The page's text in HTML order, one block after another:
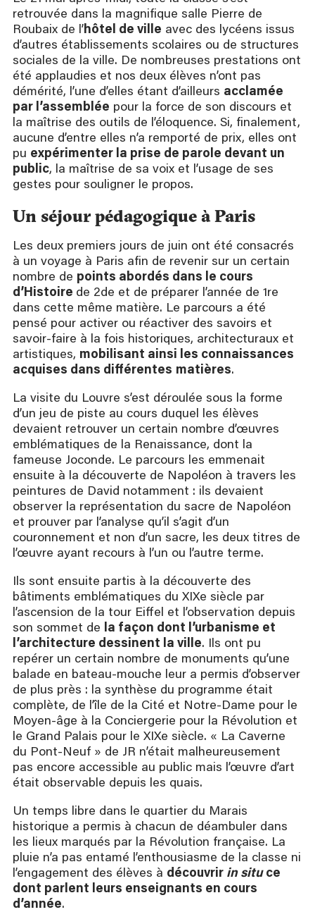
retrouvée dans la magnifique salle Pierre de
Roubaix de l’hôtel de ville avec des lycéens issus
d’autres établissements scolaires ou de structures
sociales de la ville. De nombreuses prestations ont
été applaudies et nos deux élèves n’ont pas
démérité, l’une d’elles étant d’ailleurs acclamée
par l’assemblée pour la force de son discours et
la maîtrise des outils de l’éloquence. Si, finalement,
aucune d’entre elles n’a remporté de prix, elles ont
pu expérimenter la prise de parole devant un
public, la maîtrise de sa voix et l’usage de ses
gestes pour souligner le propos.
Un séjour pédagogique à Paris
Les deux premiers jours de juin ont été consacrés
à un voyage à Paris afin de revenir sur un certain
nombre de points abordés dans le cours
d’Histoire de 2de et de préparer l’année de 1re
dans cette même matière. Le parcours a été
pensé pour activer ou réactiver des savoirs et
savoir-faire à la fois historiques, architecturaux et
artistiques, mobilisant ainsi les connaissances
acquises dans différentes matières.
La visite du Louvre s’est déroulée sous la forme
d’un jeu de piste au cours duquel les élèves
devaient retrouver un certain nombre d’œuvres
emblématiques de la Renaissance, dont la
fameuse Joconde. Le parcours les emmenait
ensuite à la découverte de Napoléon à travers les
peintures de David notamment : ils devaient
observer la représentation du sacre de Napoléon
et prouver par l’analyse qu’il s’agit d’un
couronnement et non d’un sacre, les deux titres de
l’œuvre ayant recours à l’un ou l’autre terme.
Ils sont ensuite partis à la découverte des
bâtiments emblématiques du XIXe siècle par
l’ascension de la tour Eiffel et l’observation depuis
son sommet de
la façon dont l’urbanisme et
l’architecture dessinent la ville. Ils ont pu
repérer un certain nombre de monuments qu’une
balade en bateau-mouche leur a permis d’observer
de plus près : la synthèse du programme était
complète, de l’île de la Cité et Notre-Dame pour le
Moyen-âge à la Conciergerie pour la Révolution et
le Grand Palais pour le XIXe siècle. « La Caverne
du Pont-Neuf » de JR n’était malheureusement
pas encore accessible au public mais l’œuvre d’art
était observable depuis les quais.
Un temps libre dans le quartier du Marais
historique a permis à chacun de déambuler dans
les lieux marqués par la Révolution française. La
pluie n’a pas entamé l’enthousiasme de la classe ni
l’engagement des élèves à découvrir in situce
dont parlent leurs enseignants en cours
d’année.